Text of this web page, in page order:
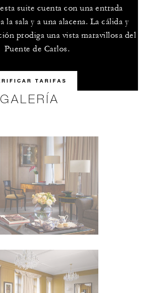
suite cuenta con una entrada
la sala y a una alacena. La cálida y
prodiga una vista maravillosa del
Puente de Carlos.
TARIFAS
GALERÍA